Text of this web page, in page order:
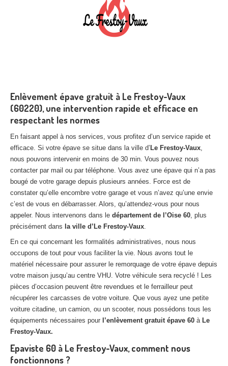
Enlèvement épave gratuit à Le Frestoy-Vaux
(60220), une intervention rapide et efficace en
respectant les normes
En faisant appel à nos services, vous profitez d’un service rapide et
efficace. Si votre épave se situe dans la ville d’ Le Frestoy-Vaux,
nous pouvons intervenir en moins de 30 min. Vous pouvez nous
contacter par mail ou par téléphone. Vous avez une épave qui n’a pas
bougé de votre garage depuis plusieurs années. Force est de
constater qu’elle encombre votre garage et vous n’avez qu’une envie
c’est de vous en débarrasser. Alors, qu’attendez-vous pour nous
appeler. Nous intervenons dans le département de l’Oise 60, plus
précisément dans la ville d’Le Frestoy-Vaux.
En ce qui concernant les formalités administratives, nous nous
occupons de tout pour vous faciliter la vie. Nous avons tout le
matériel nécessaire pour assurer le remorquage de votre épave depuis
votre maison jusqu’au centre VHU. Votre véhicule sera recyclé ! Les
pièces d’occasion peuvent être revendues et le ferrailleur peut
récupérer les carcasses de votre voiture. Que vous ayez une petite
voiture citadine, un camion, ou un scooter, nous possédons tous les
équipements nécessaires pour l’enlèvement gratuit épave 60 à Le
Frestoy-Vaux.
Epaviste 60 à Le Frestoy-Vaux, comment nous
fonctionnons ?